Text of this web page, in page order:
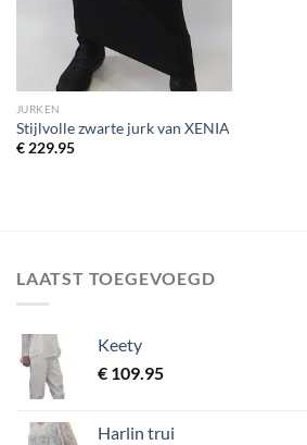
JURKEN
Stijlvolle zwarte jurk van XENIA
€229.95
LAATST TOEGEVOEGD
Keety
€ 109.95
Harlin trui